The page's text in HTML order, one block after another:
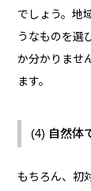
でしょう。地
うなものを選
か分かりませ
ます。
(4) 自然体
もちろん、初